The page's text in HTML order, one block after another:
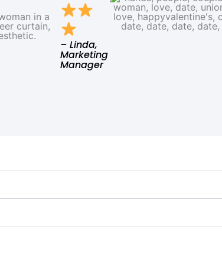
– Linda,
Marketing
Manager